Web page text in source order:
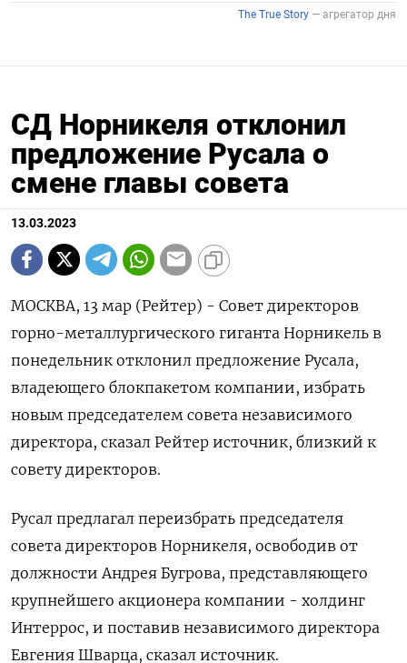
СД Норникеля отклонил
предложение Русала о
смене главы совета
13.03.2023
МОСКВА, 13 мар (Рейтер) - Совет директоров
горно-металлургического гиганта Норникель в
понедельник отклонил предложение Русала,
владеющего блокпакетом компании, избрать
новым председателем совета независимого
директора, сказал Рейтер источник, близкий к
совету директоров.
Русал предлагал переизбрать председателя
совета директоров Норникеля, освободив от
должности Андрея Бугрова, представляющего
крупнейшего акционера компании - холдинг
Интеррос, и поставив независимого директора
Евгения Шварца, сказал источник.